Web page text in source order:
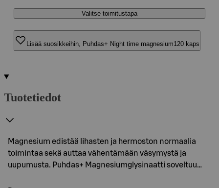
Valitse toimitustapa
Lisää suosikkeihin, Puhdas+ Night time magnesium120 kaps
Tuotetiedot
Magnesium edistää lihasten ja hermoston normaalia
toimintaa sekä auttaa vähentämään väsymystä ja
uupumusta. Puhdas+ Magnesiumglysinaatti soveltuu…